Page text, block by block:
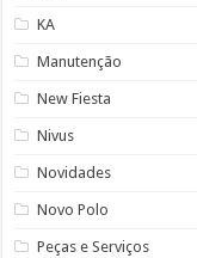
KA
Manutenção
New Fiesta
Nivus
Novidades
Novo Polo
Peças e Serviços